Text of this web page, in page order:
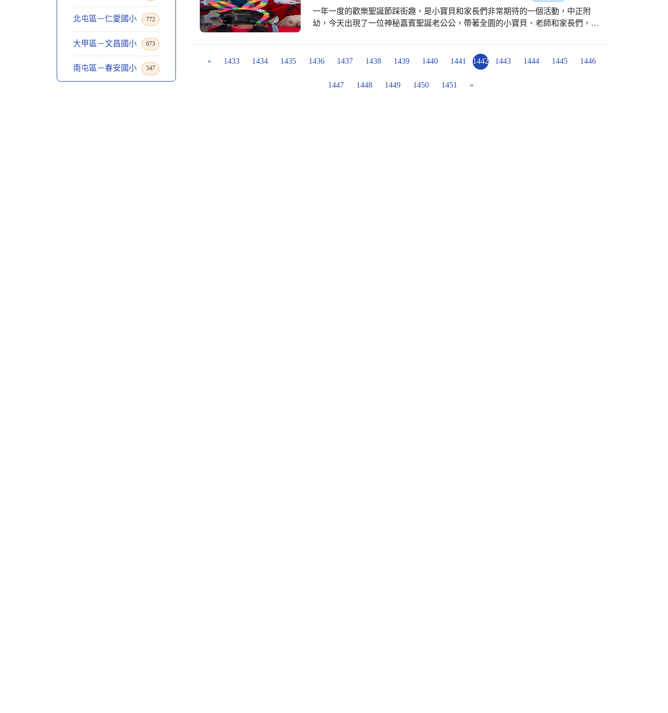
北屯區－仁愛國小 772
大甲區－文昌國小 673
南屯區－春安國小 547
一年一度的歡樂聖誕節踩街趣，是小寶貝和家長們非常期待的一個活動，中正附
幼，今天出現了一位神秘嘉賓聖誕老公公，帶著全園的小寶貝、老師和家長們，一
物，走在街上大家的目光，對著小寶貝可愛的裝扮都稱讚。
« 1433 1434 1435 1436 1437 1438 1439 1440 1441 1442 1443 1444 1445 1446
1447 1448 1449 1450 1451 »